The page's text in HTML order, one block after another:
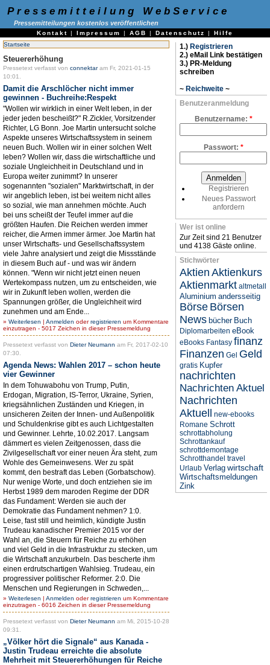
Pressemitteilung WebService
Pressemitteilungen kostenlos veröffentlichen
Kontakt | Impressum | AGB | Datenschutz | Hilfe
Startseite
Steuererhöhung
Pressetext verfasst von connektaram Fr, 2021-01-15
10:01.
Damit die Arschlöcher nicht immer
gewinnen - Buchreihe:Respekt
"Wollen wir wirklich in einer Welt leben, in der
jeder jeden bescheißt?" R.Zickler, Vorsitzender
Richter, LG Bonn. Joe Martin untersucht solche
Aspekte unseres Wirtschaftssystem in seinem
neuen Buch. Wollen wir in einer solchen Welt
leben? Wollen wir, dass die wirtschaftliche und
soziale Ungleichheit in Deutschland und in
Europa weiter zunimmt? In unserer
sogenannten "sozialen" Marktwirtschaft, in der
wir angeblich leben, ist bei weitem nicht alles
so sozial, wie man annehmen möchte. Auch
bei uns scheißt der Teufel immer auf die
größten Haufen. Die Reichen werden immer
reicher, die Armen immer ärmer. Joe Martin hat
unser Wirtschafts- und Gesellschaftssystem
viele Jahre analysiert und zeigt die Missstände
in diesem Buch auf - und was wir ändern
können. "Wenn wir nicht jetzt einen neuen
Wertekompass nutzen, um zu entscheiden, wie
wir in Zukunft leben wollen, werden die
Spannungen größer, die Ungleichheit wird
zunehmen und am Ende...
» Weiterlesen | Anmelden oderregistrieren um Kommentare
einzutragen - 5017 Zeichen in dieser Pressemeldung
Pressetext verfasst von Dieter Neumann am Fr, 2017-02-10
07:30.
Agenda News: Wahlen 2017 – schon heute
vier Gewinner
In dem Tohuwabohu von Trump, Putin,
Erdogan, Migration, IS-Terror, Ukraine, Syrien,
kriegsähnlichen Zuständen und Kriegen, in
unsicheren Zeiten der Innen- und Außenpolitik
und Schuldenkrise gibt es auch Lichtgestalten
und Gewinner. Lehrte, 10.02.2017. Langsam
dämmert es vielen Zeitgenossen, dass die
Zivilgesellschaft vor einer neuen Ära steht, zum
Wohle des Gemeinwesens. Wer zu spät
kommt, den bestraft das Leben (Gorbatschow).
Nur wenige Worte, und doch entziehen sie im
Herbst 1989 dem maroden Regime der DDR
das Fundament: Werden sie auch der
Demokratie das Fundament nehmen? 1:0.
Leise, fast still und heimlich, kündigte Justin
Trudeau kanadischer Premier 2015 vor der
Wahl an, die Steuern für Reiche zu erhöhen
und viel Geld in die Infrastruktur zu stecken, um
die Wirtschaft anzukurbeln. Das bescherte ihm
einen erdrutschartigen Wahlsieg. Trudeau, ein
progressiver politischer Reformer. 2:0. Die
Menschen und Regierungen in Schweden,...
» Weiterlesen | Anmelden oderregistrieren um Kommentare
einzutragen - 6016 Zeichen in dieser Pressemeldung
Pressetext verfasst von Dieter Neumann am Mi, 2015-10-28
09:31.
„Völker hört die Signale“ aus Kanada -
Justin Trudeau erreichte die absolute
Mehrheit mit Steuererhöhungen für Reiche
1.) Registrieren
2.) eMail Link bestätigen
3.) PR-Meldung
schreiben
~ Reichweite ~
Benutzeranmeldung
Benutzername: *
Passwort: *
Registrieren
Neues Passwort
anfordern
Wer ist online
Zur Zeit sind 21 Benutzer
und 4138 Gäste online.
Stichwörter
Aktien Aktienkurs
Aktienmarkt altmetall
Aluminium andersseitig
Börse Börsen
News bücher Buch
Diplomarbeiten eBook
eBooks Fantasy finanz
Finanzen Gel Geld
gratis Kupfer
nachrichten
Nachrichten Aktuel
Nachrichten
Aktuell
new-ebooks
Romane Schrott
schrottabholung
Schrottankauf
schrottdemontage
Schrotthandel travel
Urlaub Verlag wirtschaft
Wirtschaftsmeldungen
Zink